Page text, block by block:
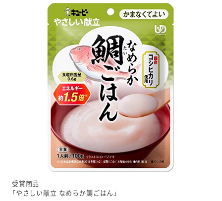
受賞商品
「やさしい献立 なめらか鯛ごはん」